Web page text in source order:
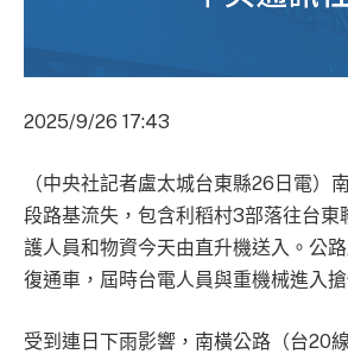
2025/9/26 17:43
（中央社記者盧太城台東縣26日電）
段路基流失，包含利稻村3部落往台東
護人員和物資今天由直升機送入。公
復通車，屆時台電人員與重機械進入搶
受到連日下雨影響，南橫公路（台20